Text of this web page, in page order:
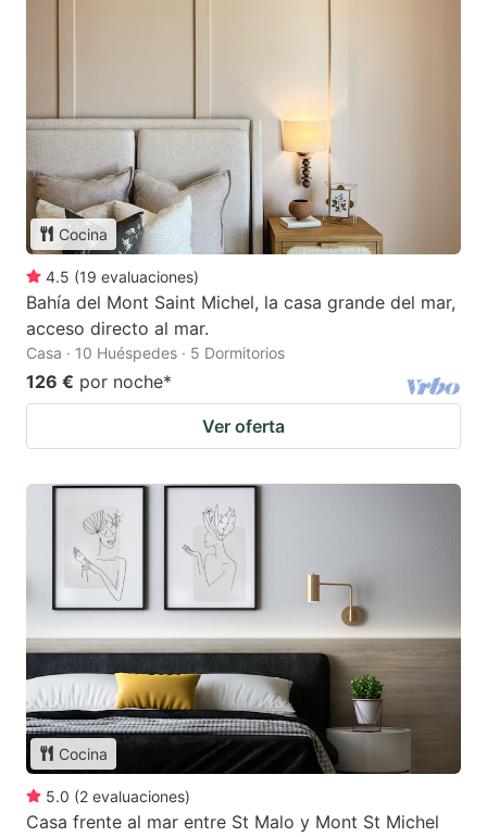
Cocina
4.5 (19 evaluaciones)
Bahía del Mont Saint Michel, la casa grande del mar,
acceso directo al mar.
Casa · 10 Huéspedes · 5 Dormitorios
126 € por noche*
Ver oferta
Cocina
5.0 (2 evaluaciones)
Casa frente al mar entre St Malo y Mont St Michel